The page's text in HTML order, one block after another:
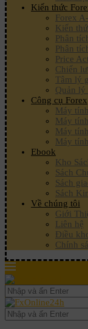
Kiến thức
Forex
Kiến
Phân
Phân
Price
Chiến
Tâm lý
Quản lý
Công cụ Forex
Máy
Máy
Máy
Máy
Ebook
Kho
Sách
Sách
Sách
Về chúng tôi
Giới
Liên hệ
Điều
Chính